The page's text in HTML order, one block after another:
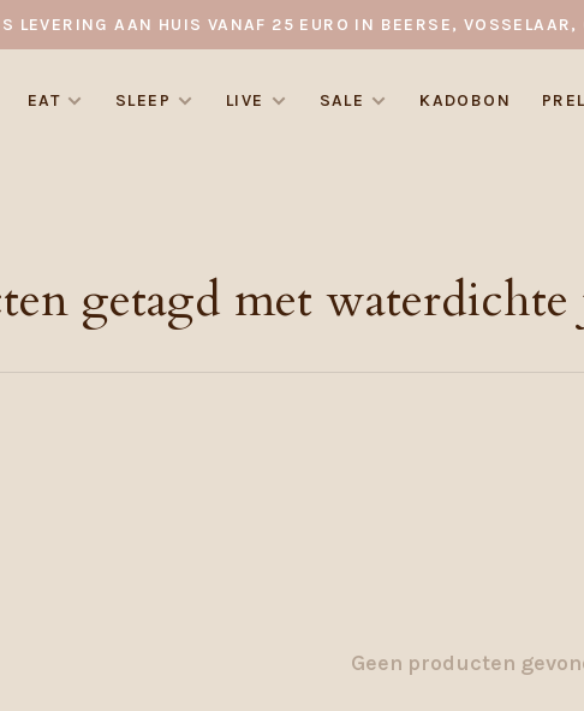
LEVERING AAN HUIS VANAF 25 EURO IN BEERSE,
EAT SLEEP LIVE SALE KADOBON
getagd met waterdichte
Geen producten